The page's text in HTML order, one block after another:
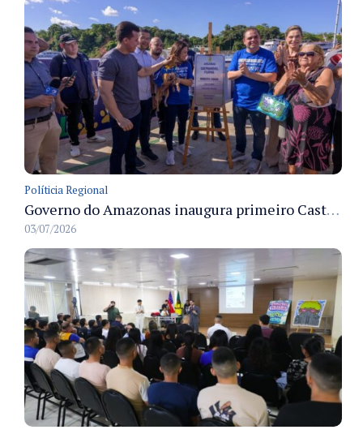
Políticia Regional
Governo do Amazonas inaugura primeiro Castramóvel Fluvial para atendimento veterinário às comunidades ribeirinhas e castração gratuita
03/07/2026